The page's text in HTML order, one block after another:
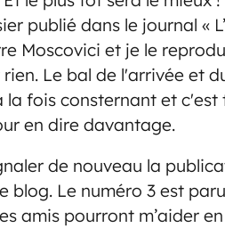
publié dans le journal «
Moscovici et je le
Le bal de l'arrivée et
la fois consternant et
en dire davantage.
de nouveau la
blog. Le numéro 3 est
amis pourront m’aider